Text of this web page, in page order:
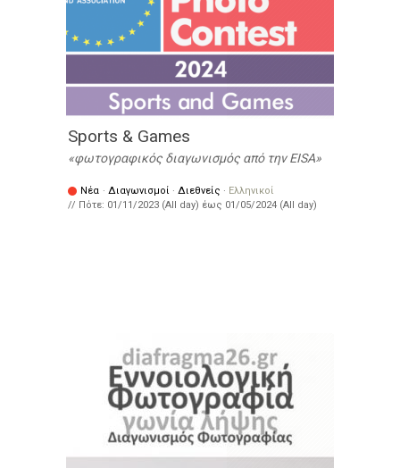
Sports & Games
φωτογραφικός διαγωνισμός από την ΕISA
Νέα · Διαγωνισμοί · Διεθνείς · Ελληνικοί
// Πότε: 01/11/2023 (All day) έως 01/05/2024 (All day)